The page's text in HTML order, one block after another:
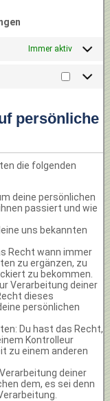
Immer aktiv
persönliche
die folgenden
deine persönlichen
passiert und wie
uns bekannten
Recht wann immer
zu ergänzen, zu
zu bekommen.
Verarbeitung deiner
dieses
persönlichen
Du hast das Recht,
Kontrolleur
zu einem anderen
deiner
dem, es sei denn